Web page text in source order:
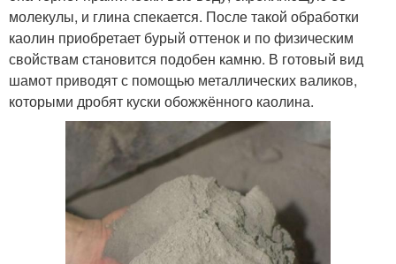
молекулы, и глина спекается. После такой обработки
каолин приобретает бурый оттенок и по физическим
свойствам становится подобен камню. В готовый вид
шамот приводят с помощью металлических валиков,
которыми дробят куски обожжённого каолина.